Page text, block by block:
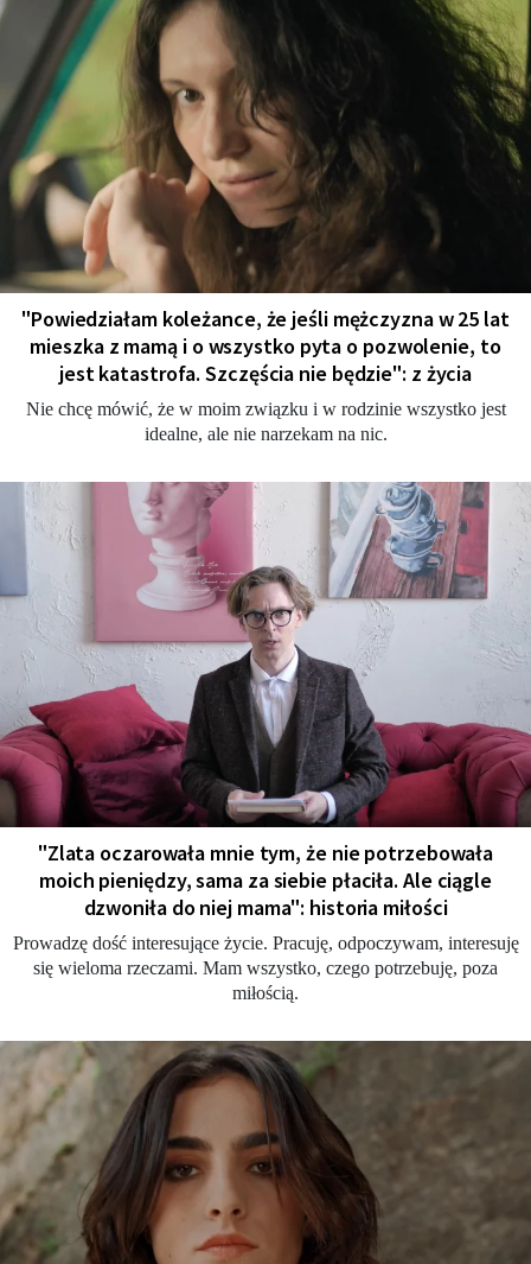
"Powiedziałam koleżance, że jeśli mężczyzna w 25 lat
mieszka z mamą i o wszystko pyta o pozwolenie, to
jest katastrofa. Szczęścia nie będzie": z życia
Nie chcę mówić, że w moim związku i w rodzinie wszystko jest
idealne, ale nie narzekam na nic.
"Zlata oczarowała mnie tym, że nie potrzebowała
moich pieniędzy, sama za siebie płaciła. Ale ciągle
dzwoniła do niej mama": historia miłości
Prowadzę dość interesujące życie. Pracuję, odpoczywam, interesuję
się wieloma rzeczami. Mam wszystko, czego potrzebuję, poza
miłością.